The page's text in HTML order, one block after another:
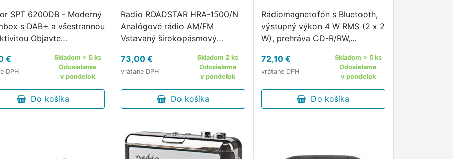
SPT 6200DB - Moderný
s DAB+ a všestrannou
Objavte
SPT 6200DB, ktorý
klasický dizajn
s najmodernejšími
€
DPH
Skladom > 5 ks
Odosielame
v pondelok
Do košíka
Radio ROADSTAR HRA-1500/N
Analógové rádio AM/FM
Vstavaný širokopásmový
stupnica staníc Výkon 12W
PMPO, 1x 1,5 W RMS Napájanie
zo siete 230V alebo na batérie
6x LR14 (nie sú súčasťou …
73,00 €
vrátane DPH
Skladom 2 ks
Odosielame
v pondelok
Do košíka
Rádiomagnetofón s Bluetooth,
výstupný výkon 4 W RMS (2 x 2
W), prehráva CD-R/RW,
ovládanie
72,10 €
vrátane DPH
Skladom > 5 ks
Odosielame
v pondelok
Do košíka